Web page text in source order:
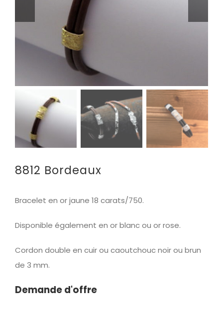
8812 Bordeaux
Bracelet en or jaune 18 carats/750.
Disponible également en or blanc ou or rose.
Cordon double en cuir ou caoutchouc noir ou brun
de 3 mm.
Demande d'offre